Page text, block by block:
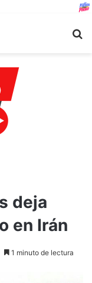
deja
en Irán
1 minuto de lectura